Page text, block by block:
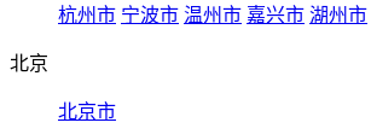
杭州市 宁波市 温州市 嘉兴市 湖州市
北京
北京市